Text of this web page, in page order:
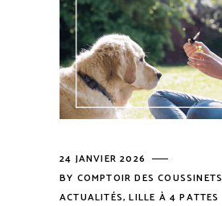
24 JANVIER 2026
BY COMPTOIR DES COUSSINETS
ACTUALITÉS,LILLE À 4 PATTES